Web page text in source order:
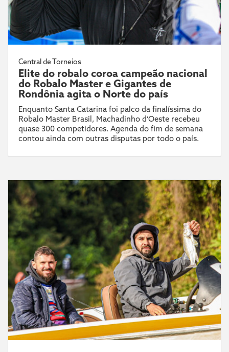
Central de Torneios
Elite do robalo coroa campeão nacional
do Robalo Master e Gigantes de
Rondônia agita o Norte do país
Enquanto Santa Catarina foi palco da finalíssima do
Robalo Master Brasil, Machadinho d’Oeste recebeu
quase 300 competidores. Agenda do fim de semana
contou ainda com outras disputas por todo o país.